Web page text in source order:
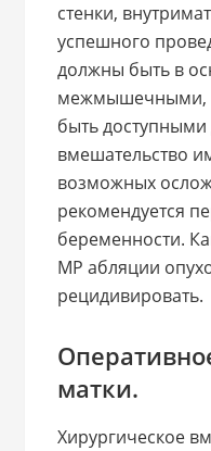
стенки,
успешного
должны быть в
межмышечными,
быть
вмешательство
возможных
рекомендуется
беременности.
МР абляции
рецидивировать.
матки.
Хирургическое